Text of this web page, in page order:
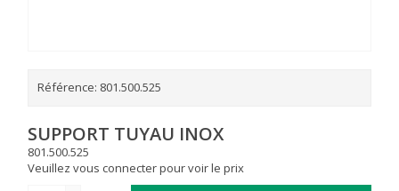
Référence: 801.500.525
SUPPORT TUYAU INOX
801.500.525
Veuillez vous connecter pour voir le prix